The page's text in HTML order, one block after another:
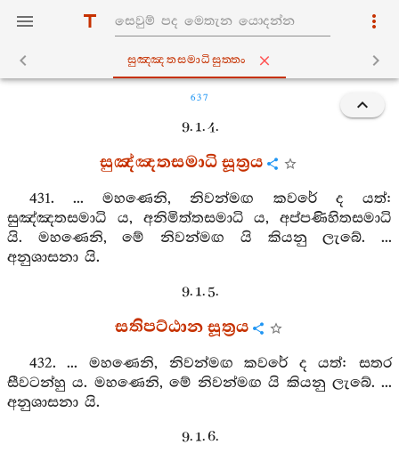
සුඤ‍්ඤතසමාධිසුත‍්තං
637
9. 1. 4.
සුඤ්ඤතසමාධි සූත්‍රය
431. ... මහණෙනි, නිවන්මඟ කවරේ ද යත්:
සුඤ්ඤතසමාධි ය, අනිමිත්තසමාධි ය, අප්පණිහිතසමාධි
යි. මහණෙනි, මේ නිවන්මඟ යි කියනු ලැබේ. ...
අනුශාසනා යි.
9. 1. 5.
සතිපට්ඨාන සූත්‍රය
432. ... මහණෙනි, නිවන්මඟ කවරේ ද යත්: සතර
සීවටන්හු ය. මහණෙනි, මේ නිවන්මඟ යි කියනු ලැබේ. ...
අනුශාසනා යි.
9. 1. 6.